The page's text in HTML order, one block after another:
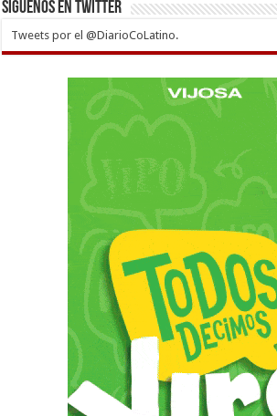
Siguenos en twitter
Tweets por el @DiarioCoLatino.